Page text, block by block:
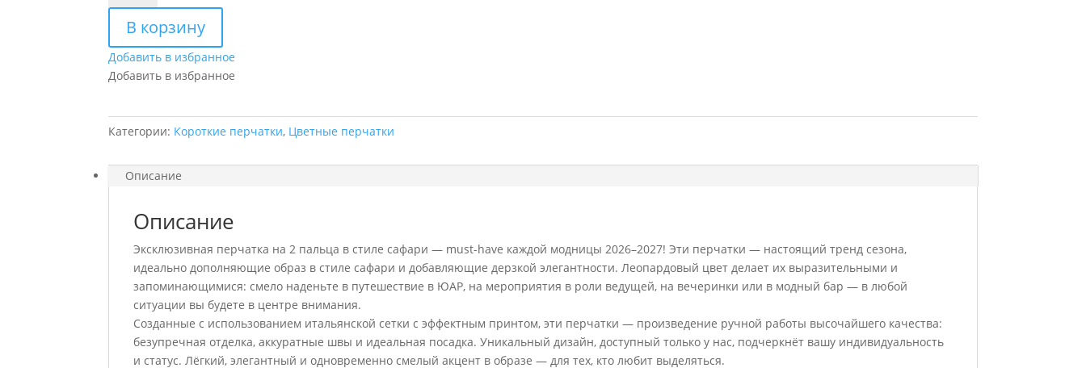
Перчатка
2
пальца
«Leo»
В корзину
Добавить в избранное
Добавить в избранное
Категории: Короткие перчатки, Цветные перчатки
Описание
Описание
Эксклюзивная перчатка на 2 пальца в стиле сафари — must-have каждой модницы 2026–2027! Эти перчатки — настоящий тренд сезона,
идеально дополняющие образ в стиле сафари и добавляющие дерзкой элегантности. Леопардовый цвет делает их выразительными и
запоминающимися: смело наденьте в путешествие в ЮАР, на мероприятия в роли ведущей, на вечеринки или в модный бар — в любой
ситуации вы будете в центре внимания.
Созданные с использованием итальянской сетки с эффектным принтом, эти перчатки — произведение ручной работы высочайшего качества:
безупречная отделка, аккуратные швы и идеальная посадка. Уникальный дизайн, доступный только у нас, подчеркнёт вашу индивидуальность
и статус. Лёгкий, элегантный и одновременно смелый акцент в образе — для тех, кто любит выделяться.